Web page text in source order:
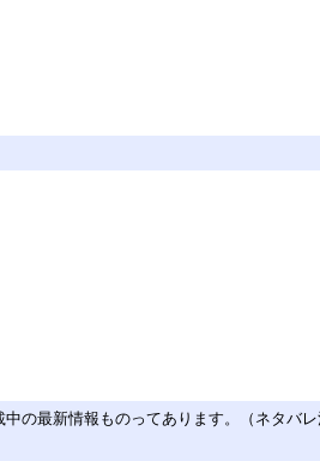
の最新情報ものってあります。（ネタバ